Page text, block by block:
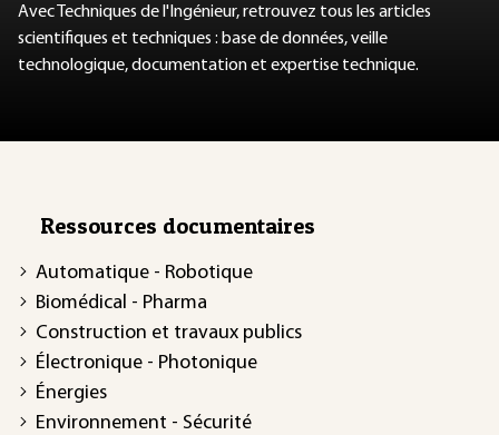
Avec Techniques de l'Ingénieur, retrouvez tous les articles
scientifiques et techniques : base de données, veille
technologique, documentation et expertise technique.
Ressources documentaires
Automatique - Robotique
Biomédical - Pharma
Construction et travaux publics
Électronique - Photonique
Énergies
Environnement - Sécurité